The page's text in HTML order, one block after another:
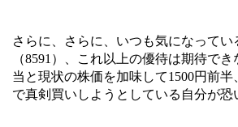
さらに、さらに、いつも気になってい
（8591）、これ以上の優待は期待で
当と現状の株価を加味して1500円前半
で真剣買いしようとしている自分が恐